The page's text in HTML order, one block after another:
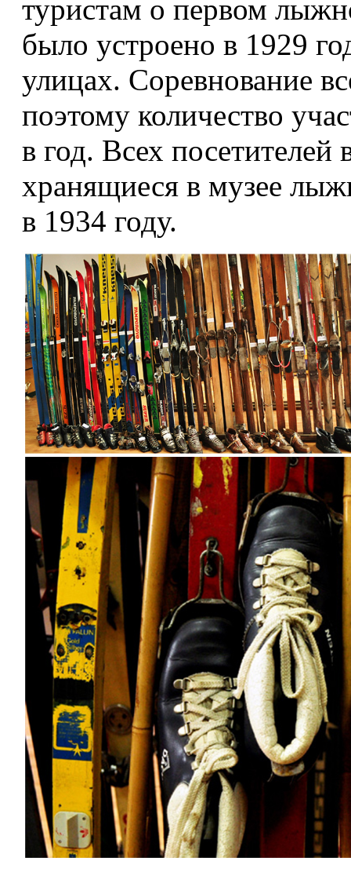
туристам о первом
было устроено в 1929
улицах. Соревнование
поэтому количество
в год. Всех
хранящиеся в музее
в 1934 году.